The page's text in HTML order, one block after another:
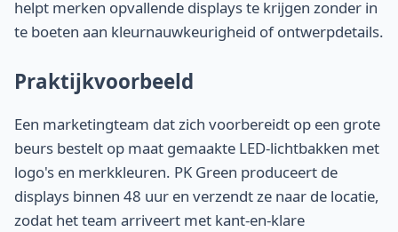
helpt merken opvallende displays te krijgen zonder in
te boeten aan kleurnauwkeurigheid of ontwerpdetails.
Praktijkvoorbeeld
Een marketingteam dat zich voorbereidt op een grote
beurs bestelt op maat gemaakte LED-lichtbakken met
logo's en merkkleuren. PK Green produceert de
displays binnen 48 uur en verzendt ze naar de locatie,
zodat het team arriveert met kant-en-klare